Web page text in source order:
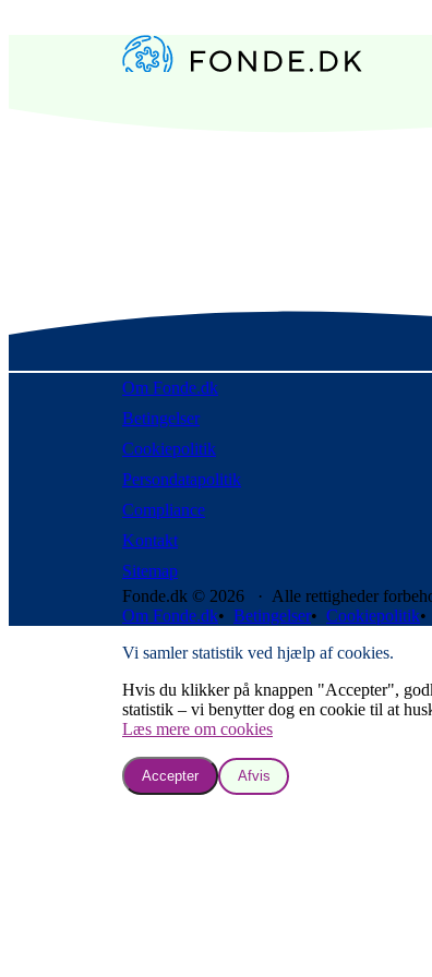
Om Fonde.dk
Betingelser
Cookiepolitik
Persondatapolitik
Compliance
Kontakt
Sitemap
Fonde.dk © 2026 · Alle rettigheder
Om Fonde.dk• Betingelser• Cookiepolitik•
Vi samler statistik ved hjælp af cookies.
Hvis du klikker på knappen "Accepter",
statistik – vi benytter dog en cookie til at
Læs mere om cookies
Accepter Afvis